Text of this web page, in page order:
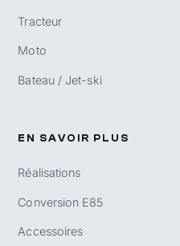
Tracteur
Moto
Bateau / Jet-ski
EN SAVOIR PLUS
Réalisations
Conversion E85
Accessoires